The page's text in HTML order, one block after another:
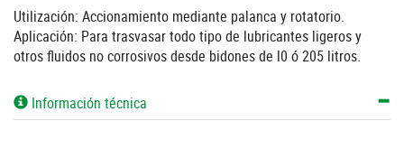
Utilización: Accionamiento mediante palanca y rotatorio.
Aplicación: Para trasvasar todo tipo de lubricantes ligeros y
otros fluidos no corrosivos desde bidones de l0 ó 205 litros.
Información técnica